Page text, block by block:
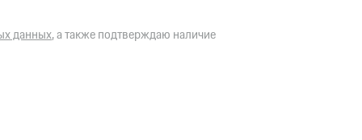
данных, а также подтверждаю наличие